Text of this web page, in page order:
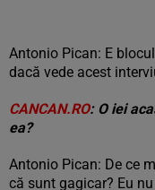
Antonio Pican: E
dacă vede acest
CANCAN.RO: O iei
ea?
Antonio Pican: De ce
că sunt gagicar? Eu